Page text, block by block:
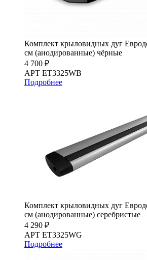
Комплект крыловидных дуг
см (анодированные) чёрные
4 700 ₽
АРТ ET3325WB
Подробнее
Комплект крыловидных дуг
см (анодированные) серебристые
4 290 ₽
АРТ ET3325WG
Подробнее